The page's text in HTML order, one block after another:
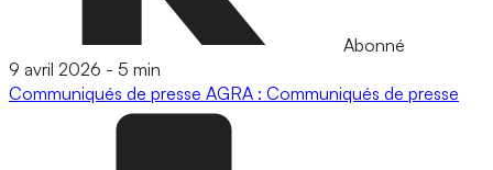
Abonné
9 avril 2026 - 5 min
Communiqués de presse AGRA : Communiqués de presse